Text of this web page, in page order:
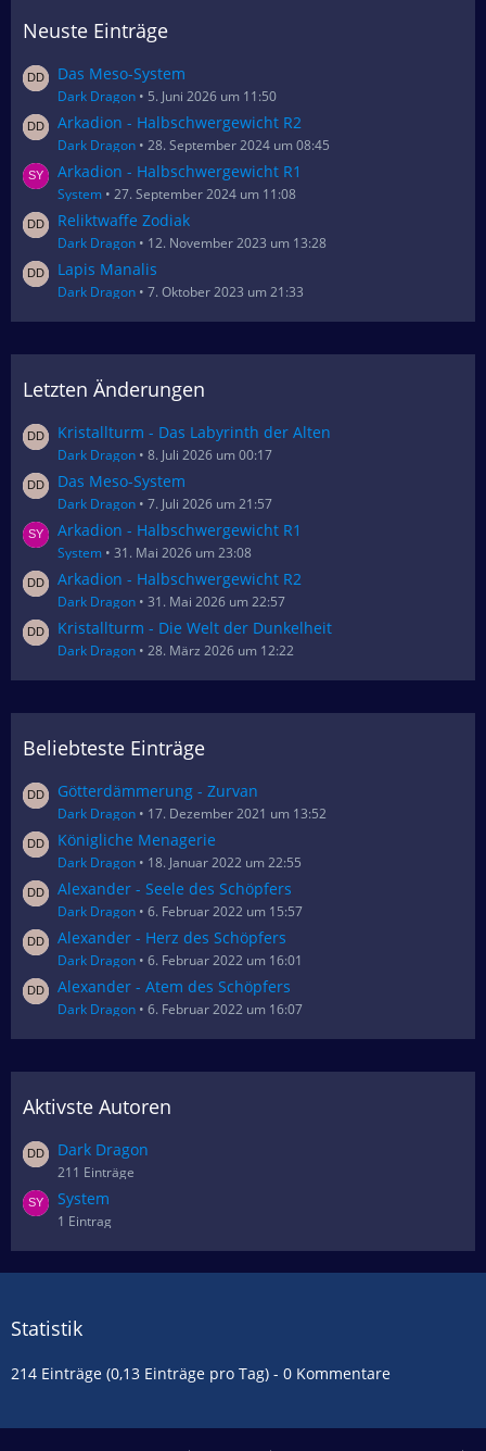
Neuste Einträge
Das Meso-System
Dark Dragon 5. Juni 2026 um 11:50
Arkadion - Halbschwergewicht R2
Dark Dragon 28. September 2024 um 08:45
Arkadion - Halbschwergewicht R1
System 27. September 2024 um 11:08
Reliktwaffe Zodiak
Dark Dragon 12. November 2023 um 13:28
Lapis Manalis
Dark Dragon 7. Oktober 2023 um 21:33
Letzten Änderungen
Kristallturm - Das Labyrinth der Alten
Dark Dragon 8. Juli 2026 um 00:17
Das Meso-System
Dark Dragon 7. Juli 2026 um 21:57
Arkadion - Halbschwergewicht R1
System 31. Mai 2026 um 23:08
Arkadion - Halbschwergewicht R2
Dark Dragon 31. Mai 2026 um 22:57
Kristallturm - Die Welt der Dunkelheit
Dark Dragon 28. März 2026 um 12:22
Beliebteste Einträge
Götterdämmerung - Zurvan
Dark Dragon 17. Dezember 2021 um 13:52
Königliche Menagerie
Dark Dragon 18. Januar 2022 um 22:55
Alexander - Seele des Schöpfers
Dark Dragon 6. Februar 2022 um 15:57
Alexander - Herz des Schöpfers
Dark Dragon 6. Februar 2022 um 16:01
Alexander - Atem des Schöpfers
Dark Dragon 6. Februar 2022 um 16:07
Aktivste Autoren
Dark Dragon
211 Einträge
System
1 Eintrag
Statistik
214 Einträge (0,13 Einträge pro Tag) - 0 Kommentare